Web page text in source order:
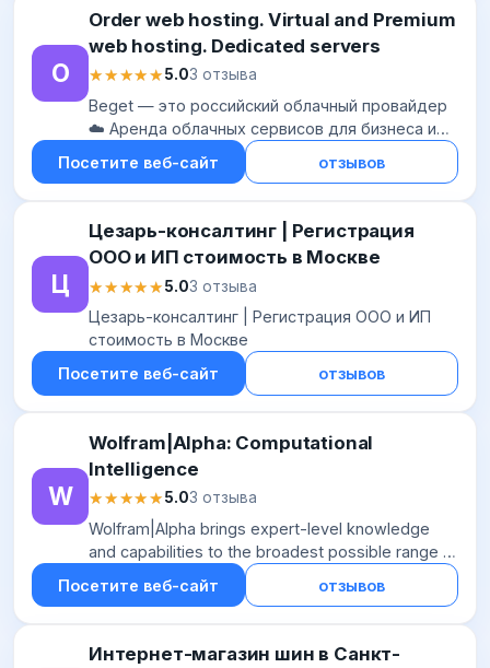
O
Order web hosting. Virtual and Premium
web hosting. Dedicated servers
★★★★★
★★★★★5.03 отзыва
Beget — это российский облачный провайдер
☁️ Аренда облачных сервисов для бизнеса и
IT-проектов : выделенные серверы, VPS/VDS,
S3-хранилище, DBaaS, хостинг, регистрация д...
Посетите веб-сайт отзывов
Ц
Цезарь-консалтинг | Регистрация
ООО и ИП стоимость в Москве
★★★★★
★★★★★5.03 отзыва
Цезарь-консалтинг | Регистрация ООО и ИП
стоимость в Москве
Посетите веб-сайт
отзывов
W
Wolfram|Alpha: Computational
Intelligence
★★★★★
★★★★★5.03 отзыва
Wolfram|Alpha brings expert-level knowledge
and capabilities to the broadest possible range of
people—spanning all professions and education
levels.
Посетите веб-сайт отзывов
Интернет-магазин шин в Санкт-